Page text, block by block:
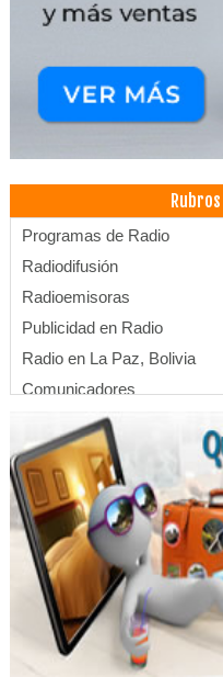
Programas de Radio
Radiodifusión
Radioemisoras
Publicidad en Radio
Radio en La Paz, Bolivia
Comunicadores
Locución Comercial
Medios de Comunicación
Agencia Despachante de
Agentes Despachadores
Asesorías en Comercio
Asesoramiento Aduanero
Agentes Generales de
Agentes de Importación y
Despachantes Aduaneros